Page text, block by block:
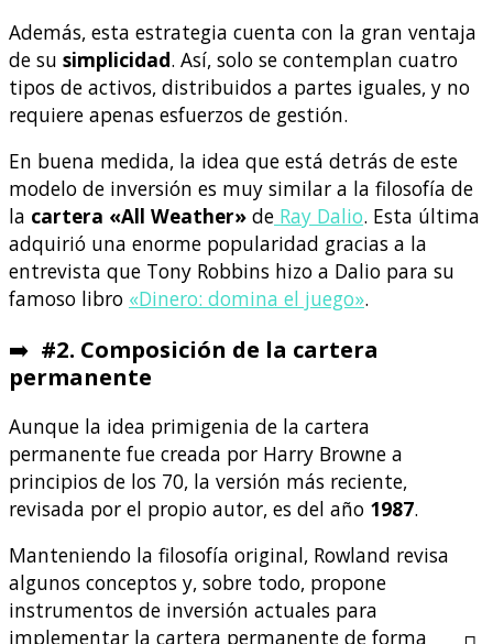
Además, esta estrategia cuenta con la gran ventaja
de su simplicidad. Así, solo se contemplan cuatro
tipos de activos, distribuidos a partes iguales, y no
requiere apenas esfuerzos de gestión.
En buena medida, la idea que está detrás de este
modelo de inversión es muy similar a la filosofía de
la cartera «All Weather» de Ray Dalio. Esta última
adquirió una enorme popularidad gracias a la
entrevista que Tony Robbins hizo a Dalio para su
famoso libro «Dinero: domina el juego».
➡️ #2. Composición de la cartera
permanente
Aunque la idea primigenia de la cartera
permanente fue creada por Harry Browne a
principios de los 70, la versión más reciente,
revisada por el propio autor, es del año 1987.
Manteniendo la filosofía original, Rowland revisa
algunos conceptos y, sobre todo, propone
instrumentos de inversión actuales para
implementar la cartera permanente de forma